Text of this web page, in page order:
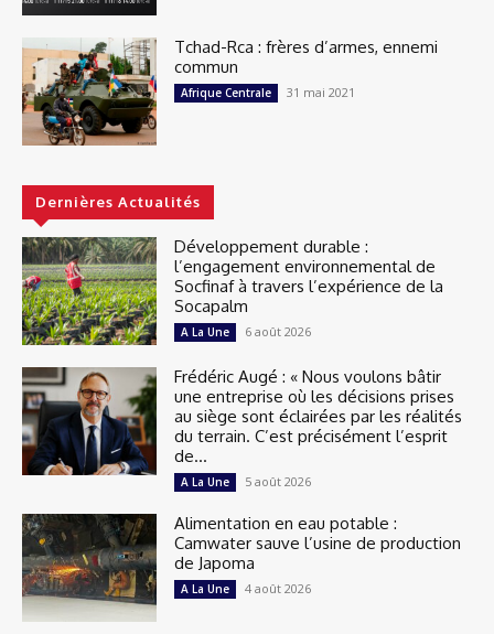
Tchad-Rca : frères d’armes, ennemi
commun
Afrique Centrale 31 mai 2021
Dernières Actualités
Développement durable :
l’engagement environnemental de
Socfinaf à travers l’expérience de la
Socapalm
A La Une 6 août 2026
Frédéric Augé : « Nous voulons bâtir
une entreprise où les décisions prises
au siège sont éclairées par les réalités
du terrain. C’est précisément l’esprit
de...
A La Une 5 août 2026
Alimentation en eau potable :
Camwater sauve l’usine de production
de Japoma
A La Une 4 août 2026